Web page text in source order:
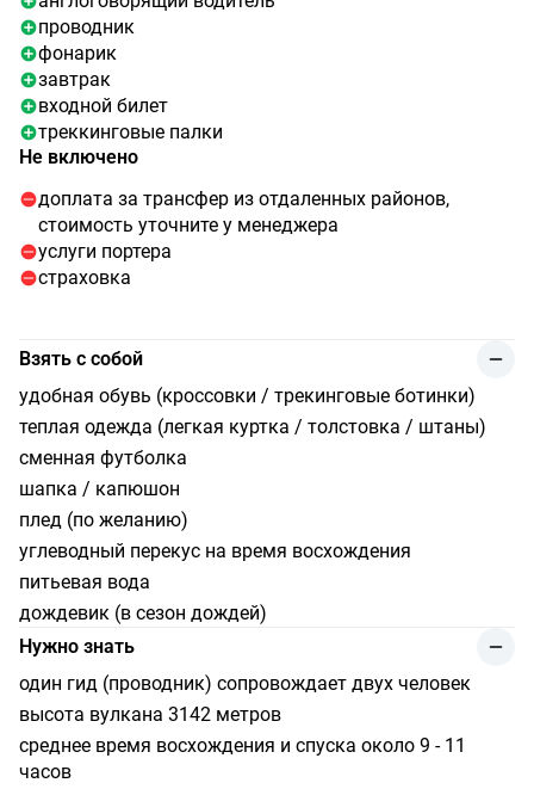
проводник
фонарик
завтрак
входной билет
треккинговые палки
Не включено
доплата за трансфер из отдаленных районов,
стоимость уточните у менеджера
услуги портера
страховка
Взять с собой
удобная обувь (кроссовки / трекинговые ботинки)
теплая одежда (легкая куртка / толстовка / штаны)
сменная футболка
шапка / капюшон
плед (по желанию)
углеводный перекус на время восхождения
питьевая вода
дождевик (в сезон дождей)
Нужно знать
один гид (проводник) сопровождает двух человек
высота вулкана 3142 метров
среднее время восхождения и спуска около 9 - 11
часов